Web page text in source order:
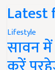
Latest
Lifestyle
सावन